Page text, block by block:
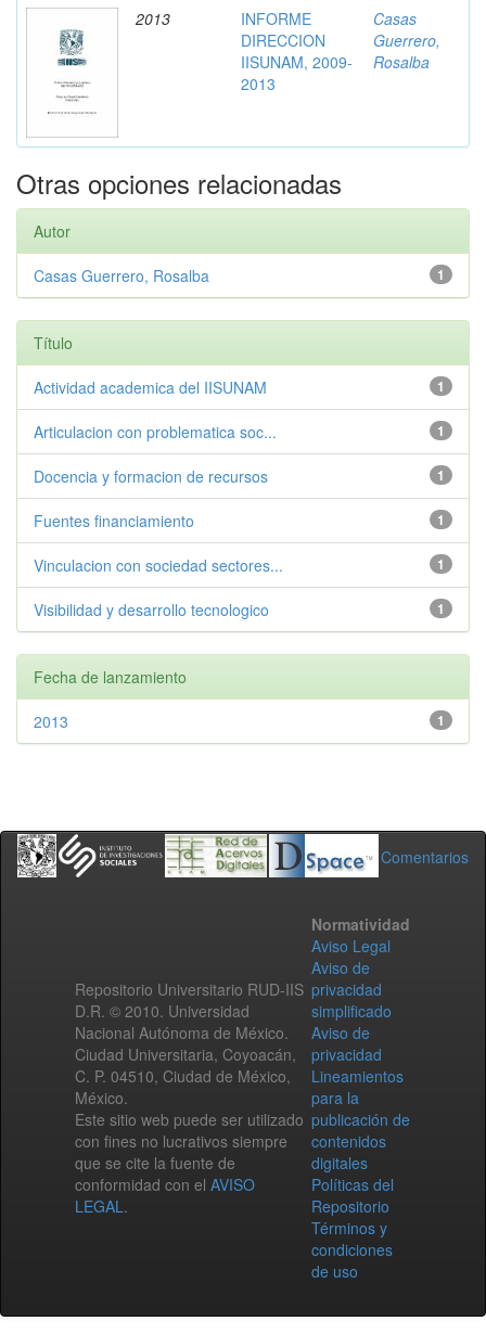
2013
INFORME
DIRECCION
IISUNAM, 2009-
2013
Casas
Guerrero,
Rosalba
Otras opciones relacionadas
Autor
1
Casas Guerrero, Rosalba
Título
1
Actividad academica del IISUNAM
1
Articulacion con problematica soc...
1
Docencia y formacion de recursos
1
Fuentes financiamiento
1
Vinculacion con sociedad sectores...
1
Visibilidad y desarrollo tecnologico
Fecha de lanzamiento
1
2013
Comentarios
Repositorio Universitario RUD-IIS
D.R. © 2010. Universidad
Nacional Autónoma de México.
Ciudad Universitaria, Coyoacán,
C. P. 04510, Ciudad de México,
México.
Este sitio web puede ser utilizado
con fines no lucrativos siempre
que se cite la fuente de
conformidad con el AVISO
LEGAL.
Normatividad
Aviso Legal
Aviso de
privacidad
simplificado
Aviso de
privacidad
Lineamientos
para la
publicación de
contenidos
digitales
Políticas del
Repositorio
Términos y
condiciones
de uso